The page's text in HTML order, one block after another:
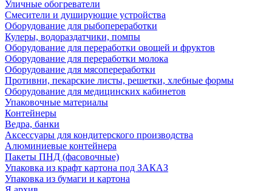
Уличные обогреватели
Смесители и душирующие устройства
Оборудование для рыбопереработки
Кулеры, водораздатчики, помпы
Оборудование для переработки овощей и фруктов
Оборудование для переработки молока
Оборудование для мясопереработки
Противни, пекарские листы, решетки, хлебные формы
Оборудование для медицинских кабинетов
Упаковочные материалы
Контейнеры
Ведра, банки
Аксессуары для кондитерского производства
Алюминиевые контейнера
Пакеты ПНД (фасовочные)
Упаковка из крафт картона под ЗАКАЗ
Упаковка из бумаги и картона